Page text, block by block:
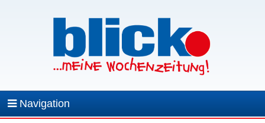
Navigation